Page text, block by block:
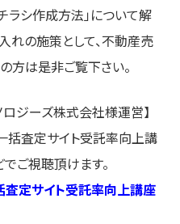
ラシ作成方法」について解
れの施策として、不動産売
方は是非ご覧下さい。
ロジーズ株式会社様運営】
括査定サイト受託率向上講
でご視聴頂けます。
定サイト受託率向上講座